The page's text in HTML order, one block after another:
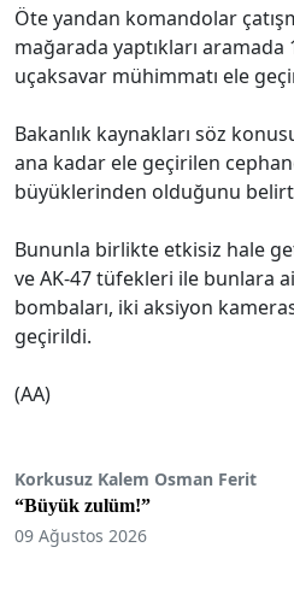
Öte yandan komandolar
mağarada yaptıkları aramada
uçaksavar mühimmatı ele
Bakanlık kaynakları söz
ana kadar ele geçirilen
büyüklerinden olduğunu
Bununla birlikte etkisiz hale
ve AK-47 tüfekleri ile bunlara
bombaları, iki aksiyon
geçirildi.
(AA)
Korkusuz Kalem Osman Ferit
“Büyük zulüm!”
09 Ağustos 2026